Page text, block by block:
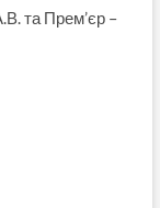
та Прем’єр –